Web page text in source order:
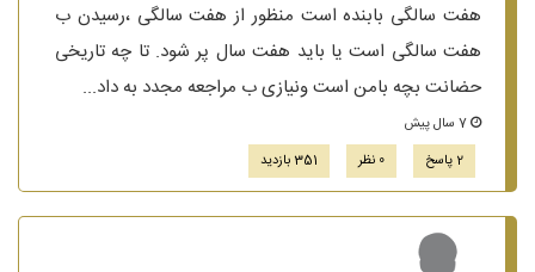
هفت سالگی بابنده است منظور از هفت سالگی ،رسیدن ب
هفت سالگی است یا باید هفت سال پر شود. تا چه تاریخی
حضانت بچه بامن است ونیازی ب مراجعه مجدد به داد...
2 پاسخ
0 نظر 351 بازدید